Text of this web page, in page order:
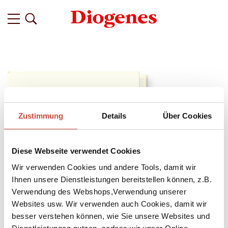
Zustimmung Details Über Cookies
Diese Webseite verwendet Cookies
Wir verwenden Cookies und andere Tools, damit wir
Ihnen unsere Dienstleistungen bereitstellen können, z.B.
Verwendung des Webshops,Verwendung unserer
Websites usw. Wir verwenden auch Cookies, damit wir
besser verstehen können, wie Sie unsere Websites und